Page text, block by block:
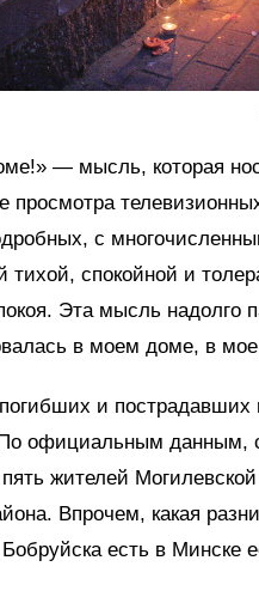
— мысль, которая
просмотра
с
тихой, спокойной и
Эта мысль надолго
в моем доме, в
и
По официальным данным,
жителей
Впрочем, какая
есть в Минске